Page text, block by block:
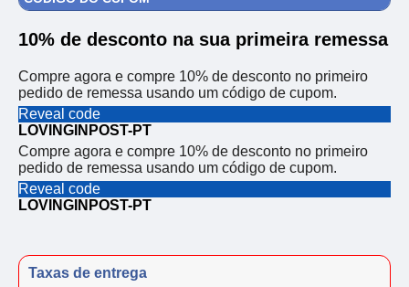
10% de desconto na sua primeira remessa
Compre agora e compre 10% de desconto no primeiro
pedido de remessa usando um código de cupom.
Reveal code
LOVINGINPOST-PT
Compre agora e compre 10% de desconto no primeiro
pedido de remessa usando um código de cupom.
Reveal code
LOVINGINPOST-PT
Taxas de entrega